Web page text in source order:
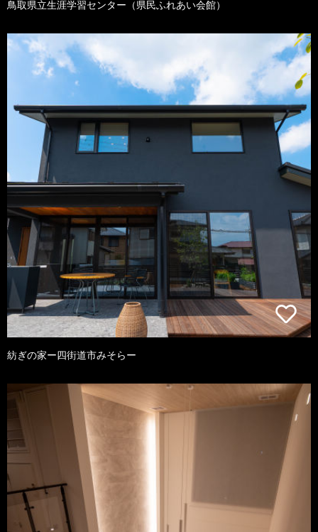
鳥取県立生涯学習センター（県民ふれあい会館）
紡ぎの家ー四街道市みそらー